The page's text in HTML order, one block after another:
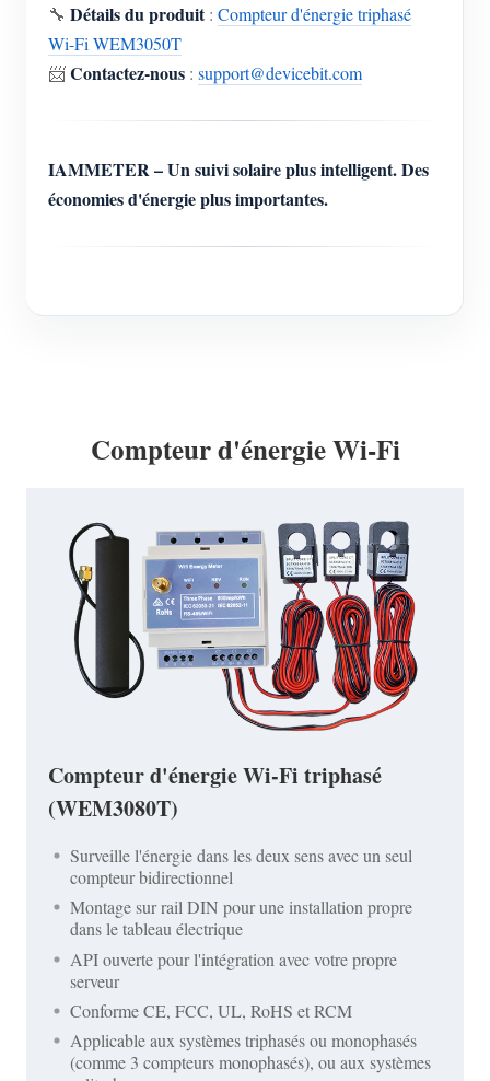
🔧 Détails du produit: Compteur d'énergie triphasé
Wi-Fi WEM3050T
📨Contactez-nous : support@devicebit.com
IAMMETER – Un suivi solaire plus intelligent. Des
économies d'énergie plus importantes.
Compteur d'énergie Wi-Fi
Compteur d'énergie Wi-Fi triphasé
(WEM3080T)
Surveille l'énergie dans les deux sens avec un seul
compteur bidirectionnel
Montage sur rail DIN pour une installation propre
dans le tableau électrique
API ouverte pour l'intégration avec votre propre
serveur
Conforme CE, FCC, UL, RoHS et RCM
Applicable aux systèmes triphasés ou monophasés
(comme 3 compteurs monophasés), ou aux systèmes